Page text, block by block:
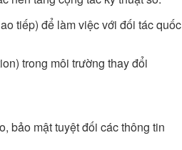
tiếp) để làm việc với đối tác quốc
trong môi trường thay đổi
bảo mật tuyệt đối các thông tin